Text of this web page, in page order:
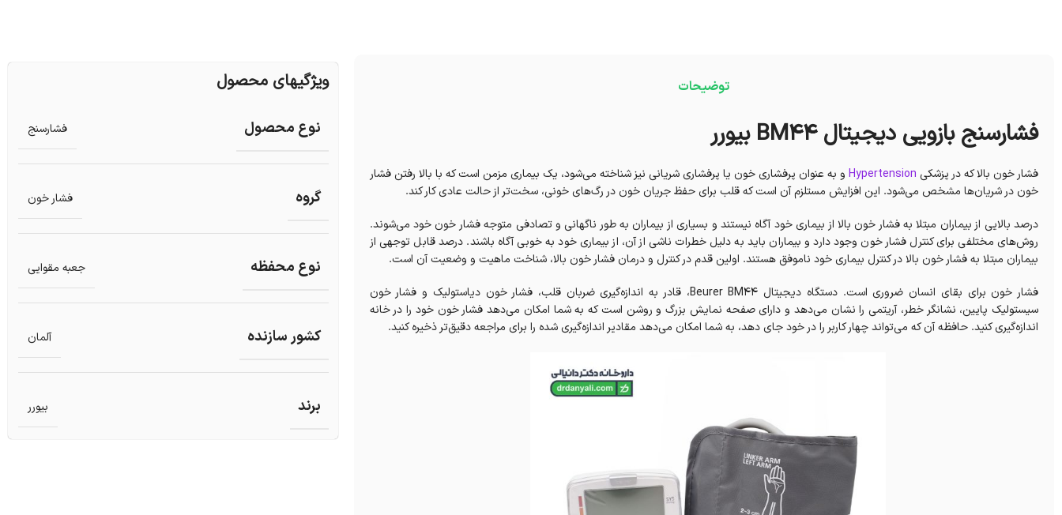
توضیحات
فشارسنج بازویی ديجيتال BM44 بیورر
فشار خون بالا که در پزشکی Hypertension و به عنوان پرفشاری خون یا پرفشاری شریانی نیز شناخته می‌شود، یک بیماری مزمن است که با بالا رفتن فشار
خون در شریان‌ها مشخص می‌شود. این افزایش مستلزم آن است که قلب برای حفظ جریان خون در رگ‌های خونی، سخت‌تر از حالت عادی کار کند.
درصد بالایی از بیماران مبتلا به فشار خون بالا از بیماری خود آگاه نیستند و بسیاری از بیماران به طور ناگهانی و تصادفی متوجه فشار خون خود می‌شوند.
روش‌های مختلفی برای کنترل فشار خون وجود دارد و بیماران باید به دلیل خطرات ناشی از آن، از بیماری خود به خوبی آگاه باشند. درصد قابل توجهی از
بیماران مبتلا به فشار خون بالا در کنترل بیماری خود ناموفق هستند. اولین قدم در کنترل و درمان فشار خون بالا، شناخت ماهیت و وضعیت آن است.
فشار خون برای بقای انسان ضروری است. دستگاه دیجیتال Beurer BM44، قادر به اندازه‌گیری ضربان قلب، فشار خون دیاستولیک و فشار خون
سیستولیک پایین، نشانگر خطر، آریتمی را نشان می‌دهد و دارای صفحه نمایش بزرگ و روشن است که به شما امکان می‌دهد فشار خون خود را در خانه
اندازه‌گیری کنید. حافظه آن که می‌تواند چهار کاربر را در خود جای دهد، به شما امکان می‌دهد مقادیر اندازه‌گیری شده را برای مراجعه دقیق‌تر ذخیره کنید.
ویژگیهای محصول
نوع محصول فشارسنج
گروه فشار خون
نوع محفظه جعبه مقوایی
کشور سازنده آلمان
برند بیورر